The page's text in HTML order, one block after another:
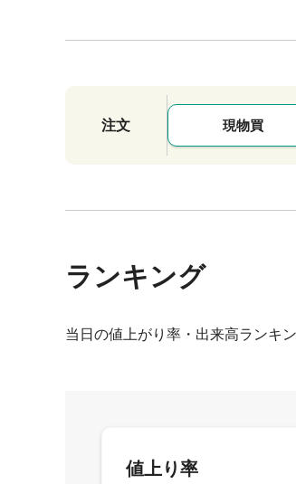
注文 現物買
ランキング
当日の値上がり率・出来高ランキ